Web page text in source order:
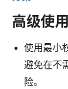
高级使
使用最小
避免在不
险。